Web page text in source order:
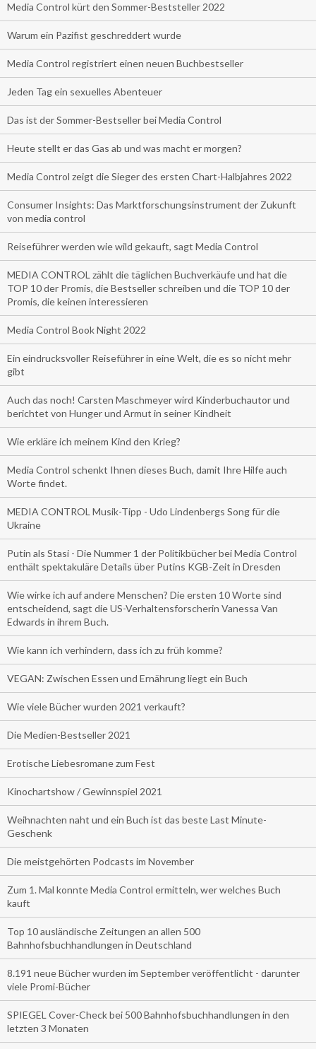
Media Control kürt den Sommer-Beststeller 2022
Warum ein Pazifist geschreddert wurde
Media Control registriert einen neuen Buchbestseller
Jeden Tag ein sexuelles Abenteuer
Das ist der Sommer-Bestseller bei Media Control
Heute stellt er das Gas ab und was macht er morgen?
Media Control zeigt die Sieger des ersten Chart-Halbjahres 2022
Consumer Insights: Das Marktforschungsinstrument der Zukunft
von media control
Reiseführer werden wie wild gekauft, sagt Media Control
MEDIA CONTROL zählt die täglichen Buchverkäufe und hat die
TOP 10 der Promis, die Bestseller schreiben und die TOP 10 der
Promis, die keinen interessieren
Media Control Book Night 2022
Ein eindrucksvoller Reiseführer in eine Welt, die es so nicht mehr
gibt
Auch das noch! Carsten Maschmeyer wird Kinderbuchautor und
berichtet von Hunger und Armut in seiner Kindheit
Wie erkläre ich meinem Kind den Krieg?
Media Control schenkt Ihnen dieses Buch, damit Ihre Hilfe auch
Worte findet.
MEDIA CONTROL Musik-Tipp - Udo Lindenbergs Song für die
Ukraine
Putin als Stasi - Die Nummer 1 der Politikbücher bei Media Control
enthält spektakuläre Details über Putins KGB-Zeit in Dresden
Wie wirke ich auf andere Menschen? Die ersten 10 Worte sind
entscheidend, sagt die US-Verhaltensforscherin Vanessa Van
Edwards in ihrem Buch.
Wie kann ich verhindern, dass ich zu früh komme?
VEGAN: Zwischen Essen und Ernährung liegt ein Buch
Wie viele Bücher wurden 2021 verkauft?
Die Medien-Bestseller 2021
Erotische Liebesromane zum Fest
Kinochartshow / Gewinnspiel 2021
Weihnachten naht und ein Buch ist das beste Last Minute-
Geschenk
Die meistgehörten Podcasts im November
Zum 1. Mal konnte Media Control ermitteln, wer welches Buch
kauft
Top 10 ausländische Zeitungen an allen 500
Bahnhofsbuchhandlungen in Deutschland
8.191 neue Bücher wurden im September veröffentlicht - darunter
viele Promi-Bücher
SPIEGEL Cover-Check bei 500 Bahnhofsbuchhandlungen in den
letzten 3 Monaten